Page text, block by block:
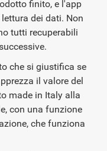
finito, e l'app
dei dati. Non
tutti recuperabili
che si giustifica se
il valore del
made in Italy alla
con una funzione
che funziona